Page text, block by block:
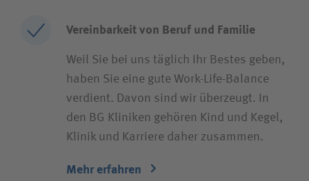
Vereinbarkeit von Beruf und Familie
Weil Sie bei uns täglich Ihr Bestes geben,
haben Sie eine gute Work-Life-Balance
verdient. Davon sind wir überzeugt. In
den BG Kliniken gehören Kind und Kegel,
Klinik und Karriere daher zusammen.
Mehr erfahren